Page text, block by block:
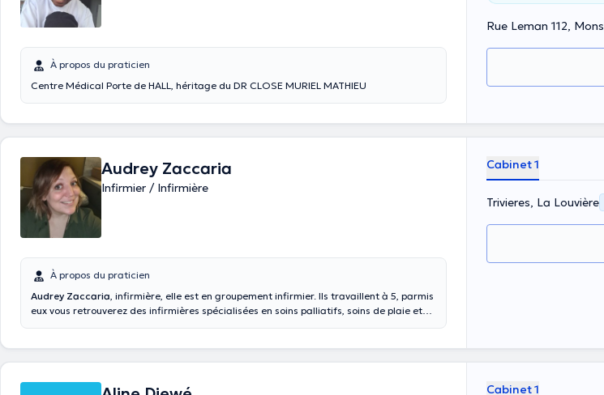
À propos du praticien
Centre Médical Porte de HALL, héritage du DR CLOSE MURIEL MATHIEU
Rue Leman 112, Mons
Audrey Zaccaria
Infirmier / Infirmière
À propos du praticien
Audrey Zaccaria, infirmière, elle est en groupement infirmier. Ils travaillent à 5, parmis
eux vous retrouverez des infirmières spécialisées en soins palliatifs, soins de plaie et
Cabinet 1
Trivieres, La Louvière
Cabinet 1